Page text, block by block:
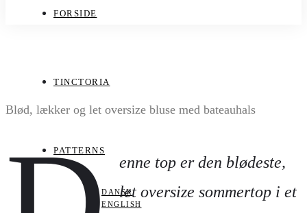
FORSIDE
TINCTORIA
PATTERNS
DANSK
ENGLISH
Blød, lækker og let oversize bluse med bateauhals
enne top er den blødeste,
let oversize sommertop i et